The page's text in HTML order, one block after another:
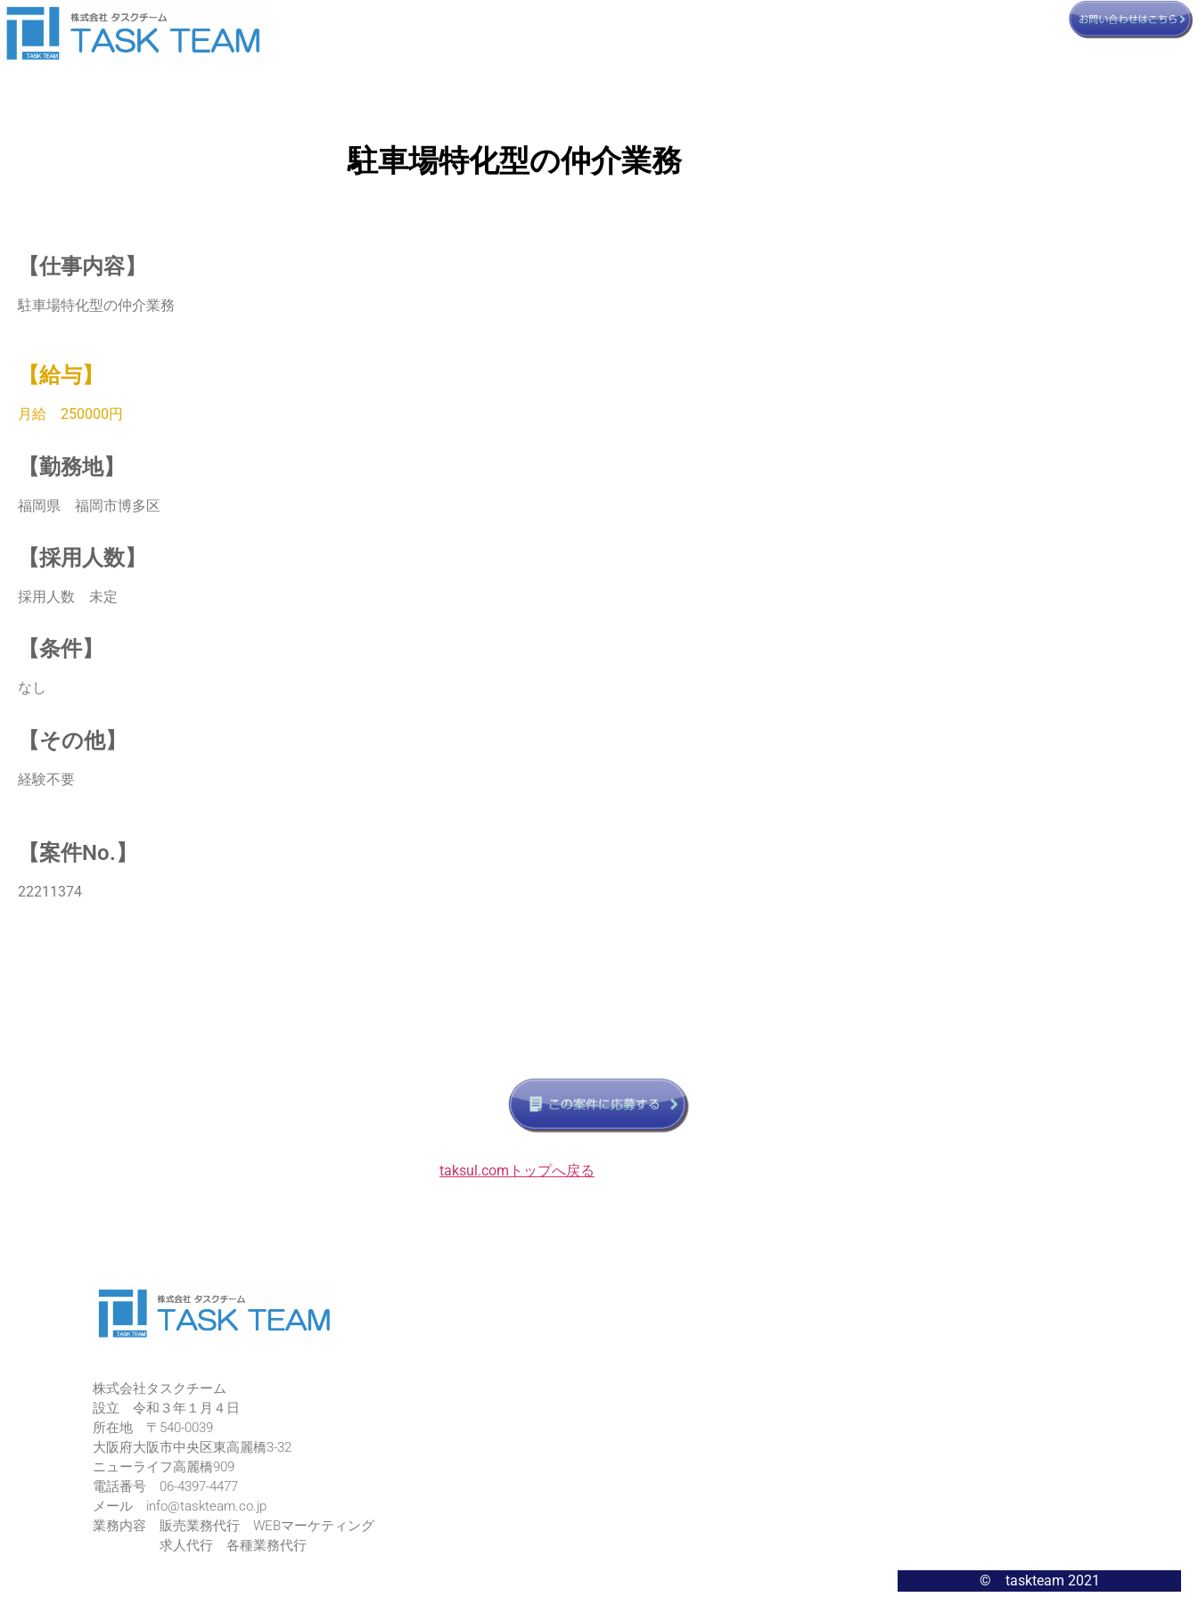
駐車場特化型の仲介業務
【仕事内容】
駐車場特化型の仲介業務
【給与】
月給 250000円
【勤務地】
福岡県 福岡市博多区
【採用人数】
採用人数 未定
【条件】
なし
【その他】
経験不要
【案件No.】
22211374
taksul.comトップへ戻る
株式会社タスクチーム
設立 令和３年１月４日
所在地 〒540-0039
大阪府大阪市中央区東高麗橋3-32
ニューライフ高麗橋909
電話番号 06-4397-4477
メール info@taskteam.co.jp
業務内容 販売業務代行 WEBマーケティング
求人代行 各種業務代行
© taskteam 2021